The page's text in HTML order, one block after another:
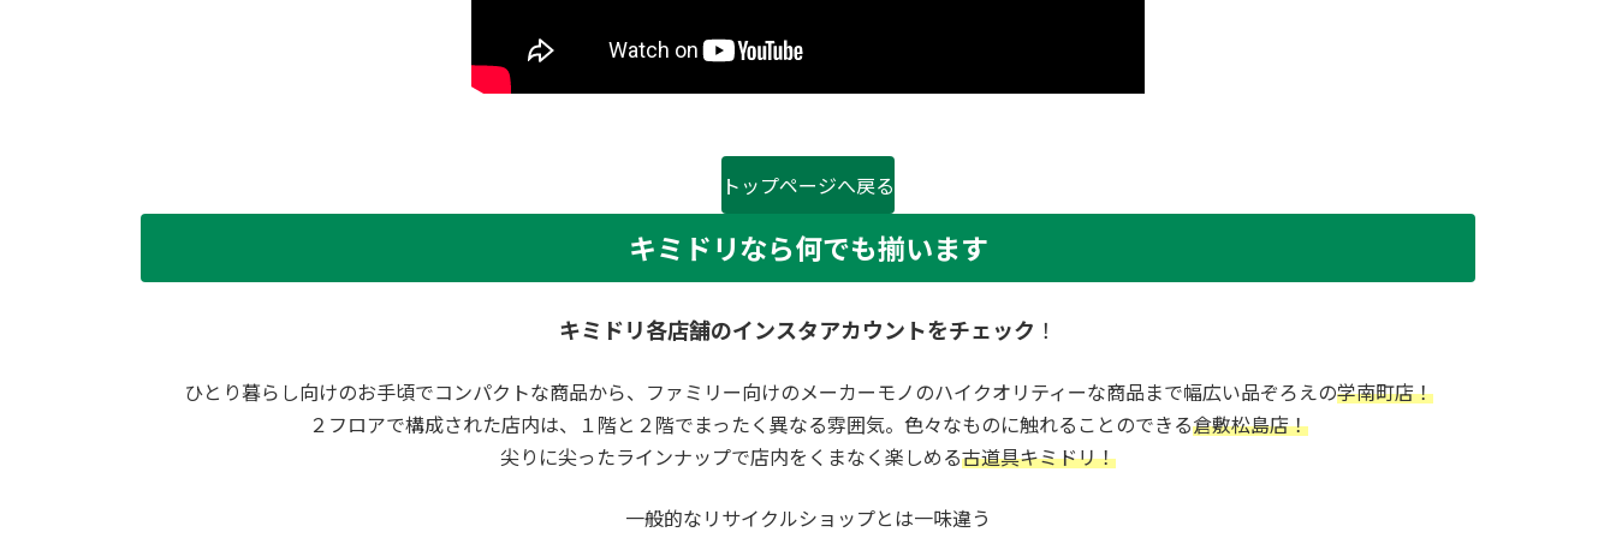
トップページへ戻る
キミドリなら何でも揃います
キミドリ各店舗のインスタアカウントをチェック ！
ひとり暮らし向けのお手頃でコンパクトな商品から、ファミリー向けのメーカーモノのハイクオリティーな商品まで幅広い品ぞろえの学南町店！
２フロアで構成された店内は、１階と２階でまったく異なる雰囲気。色々なものに触れることのできる倉敷松島店！
尖りに尖ったラインナップで店内をくまなく楽しめる古道具キミドリ！
一般的なリサイクルショップとは一味違う